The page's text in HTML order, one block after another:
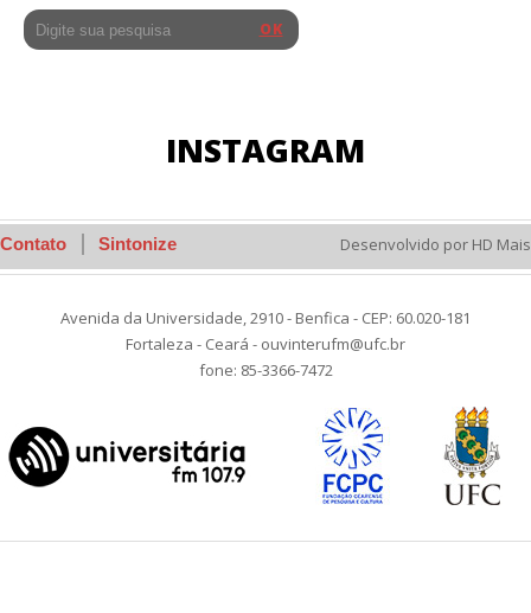
INSTAGRAM
Contato Sintonize Desenvolvido por HD Mais
Avenida da Universidade, 2910 - Benfica - CEP: 60.020-181
Fortaleza - Ceará - ouvinterufm@ufc.br
fone: 85-3366-7472